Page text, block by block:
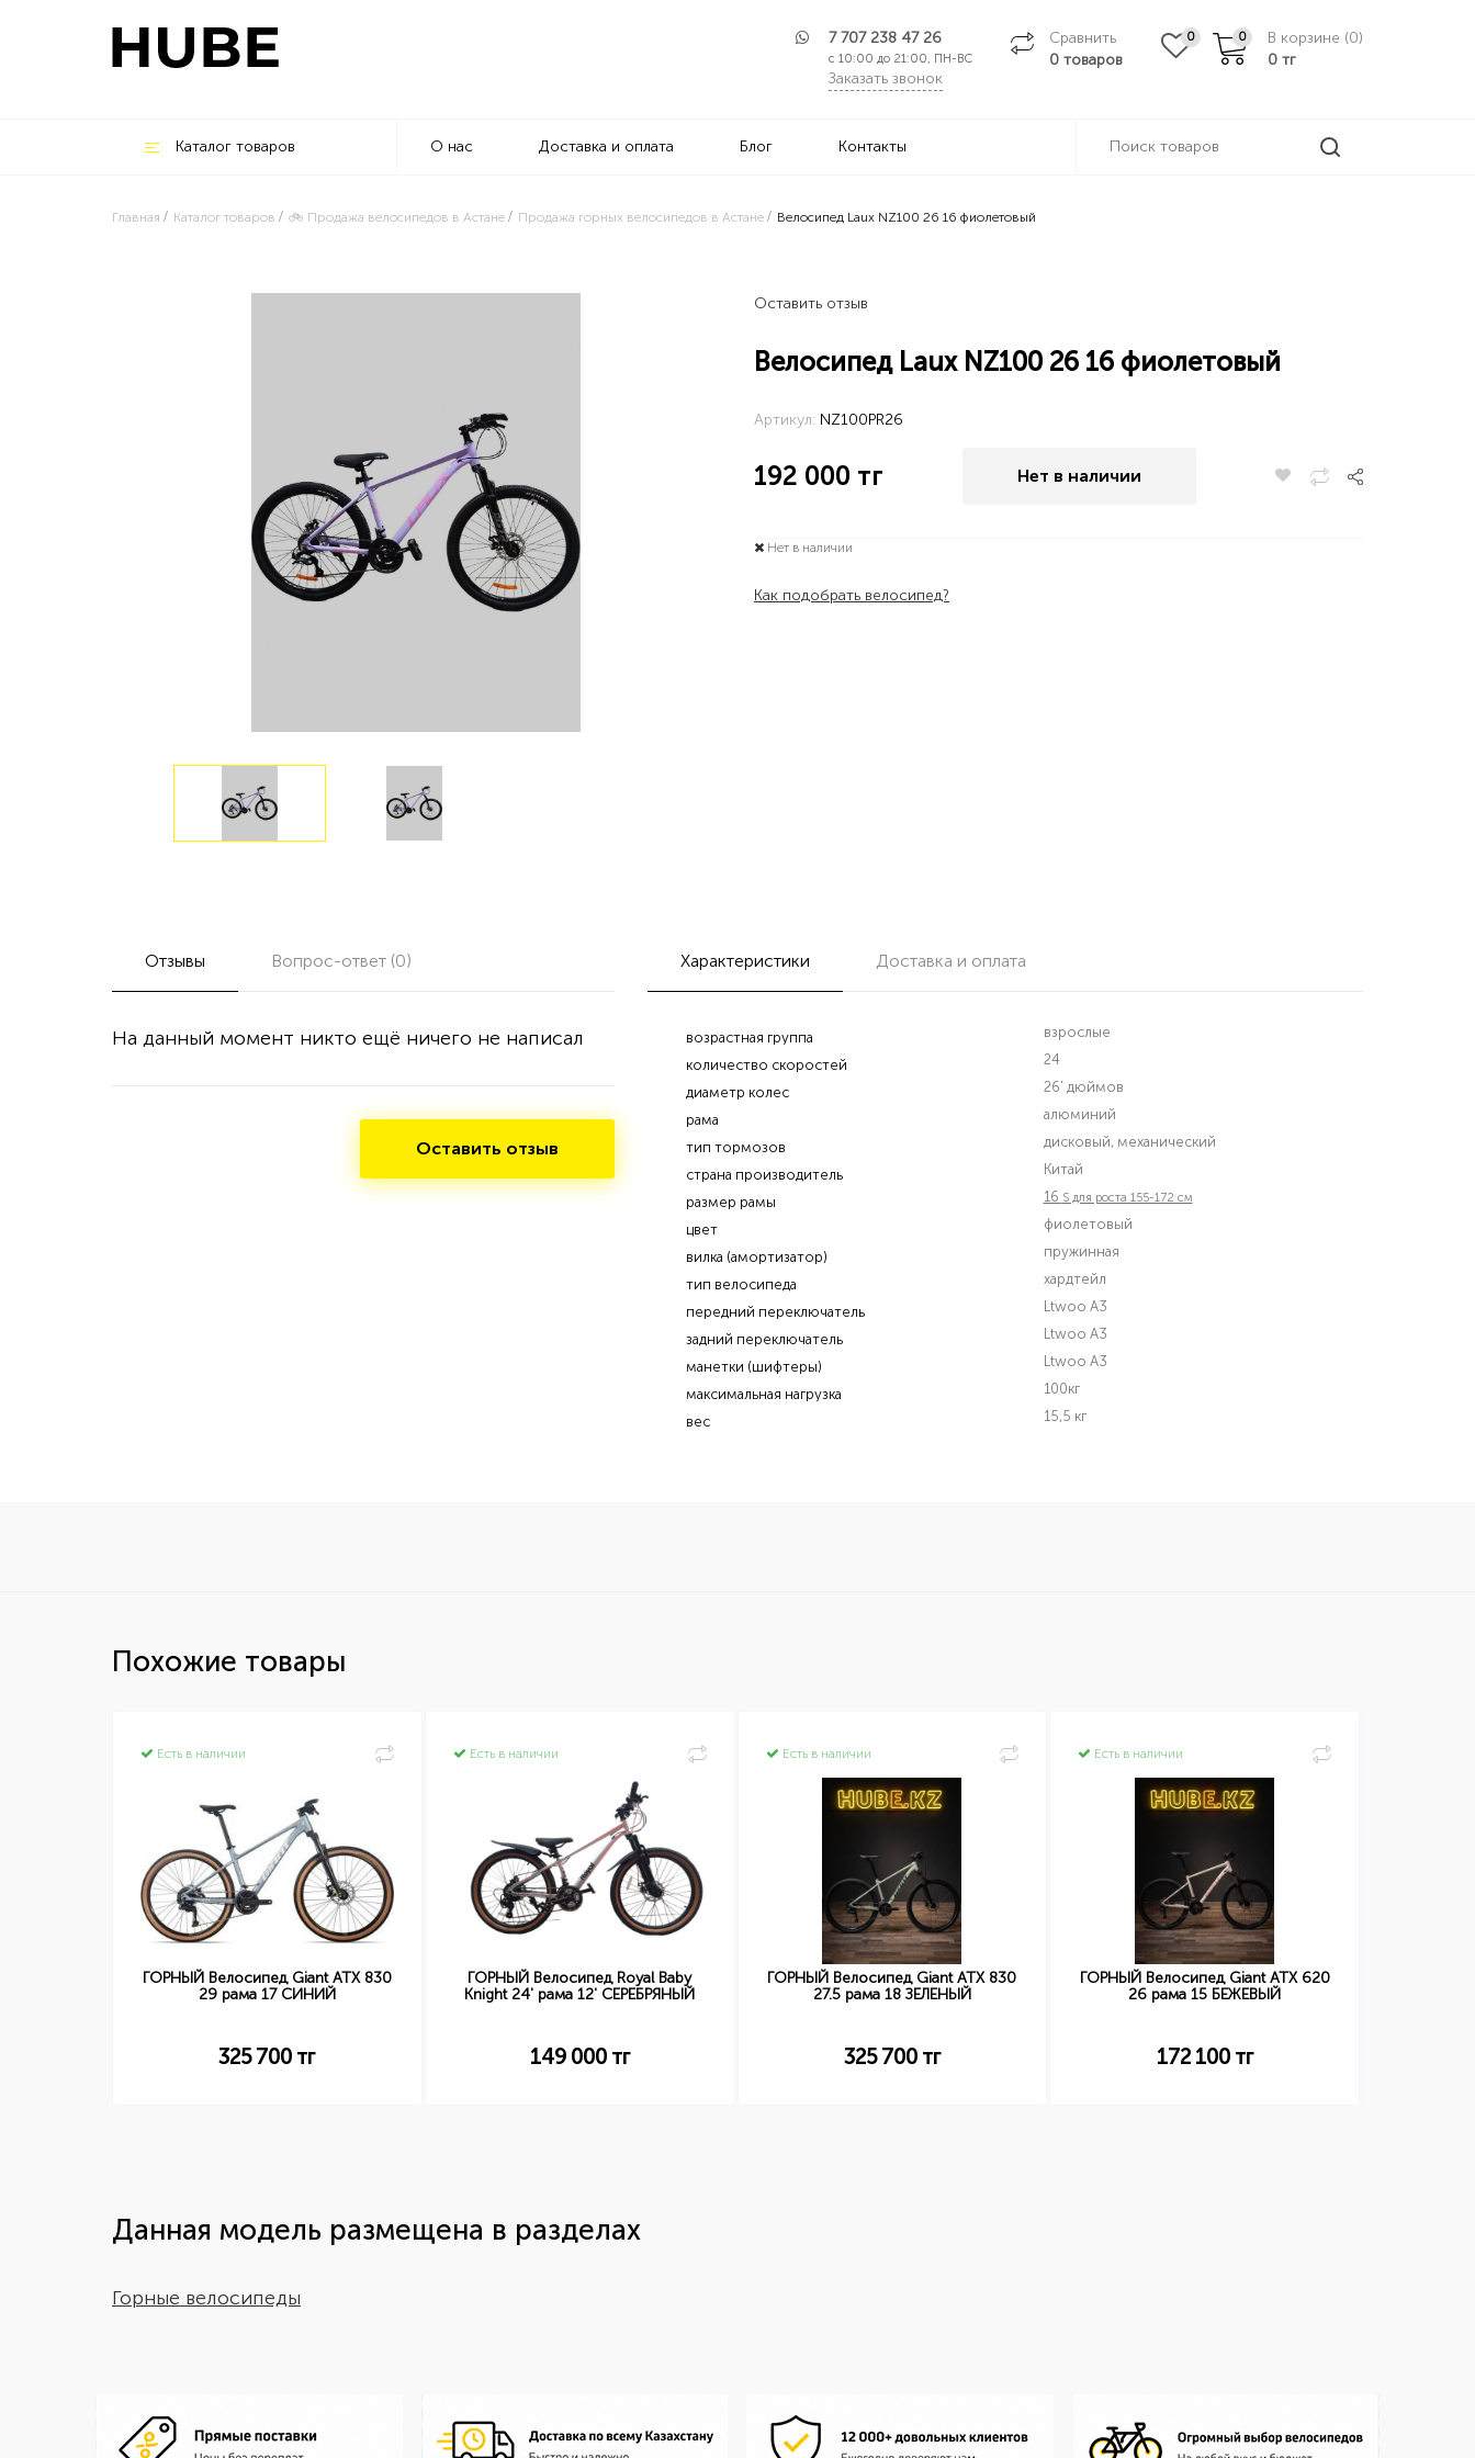
7 707 238 47 26
с 10:00 до 21:00, ПН-ВС
Заказать звонок
Сравнить
0 товаров
0 0 В корзине (0)
0 тг
Каталог товаров О нас Доставка и оплата Блог Контакты
Главная Каталог товаров 🚲 Продажа велосипедов в Астане Продажа горных велосипедов в Астане Велосипед Laux NZ100 26 16 фиолетовый
Оставить отзыв
Велосипед Laux NZ100 26 16 фиолетовый
Артикул: NZ100PR26
192 000 тг Нет в наличии
Нет в наличии
Как подобрать велосипед?
Отзывы Вопрос-ответ (0)
На данный момент никто ещё ничего не написал
Оставить отзыв
Характеристики Доставка и оплата
возрастная группа
взрослые
количество скоростей
24
диаметр колес
26' дюймов
рама
алюминий
тип тормозов
дисковый, механический
страна производитель
Китай
размер рамы
16 S для роста 155-172 см
цвет
фиолетовый
вилка (амортизатор)
пружинная
тип велосипеда
хардтейл
передний переключатель
Ltwoo A3
задний переключатель
Ltwoo A3
манетки (шифтеры)
Ltwoo A3
максимальная нагрузка
100кг
вес
15,5 кг
Похожие товары
Есть в наличии
ГОРНЫЙ Велосипед Giant ATX 830
29 рама 17 СИНИЙ
325 700 тг
Есть в наличии
ГОРНЫЙ Велосипед Royal Baby
Knight 24' рама 12' СЕРЕБРЯНЫЙ
149 000тг
Есть в наличии
ГОРНЫЙ Велосипед Giant ATX 830
27.5 рама 18 ЗЕЛЕНЫЙ
325 700тг
Есть в наличии
ГОРНЫЙ Велосипед Giant ATX 620
26 рама 15 БЕЖЕВЫЙ
172 100тг
Данная модель размещена в разделах
Горные велосипеды